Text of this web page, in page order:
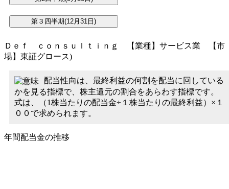
Ｄｅｆ ｃｏｎｓｕｌｔｉｎｇ 【業種】サービス業 【市
場】東証グロース)
配当性向は、最終利益の何割を配当に回している
かを見る指標で、株主還元の割合をあらわす指標です。
式は、（1株当たりの配当金÷１株当たりの最終利益）×１
００で求められます。
年間配当金の推移